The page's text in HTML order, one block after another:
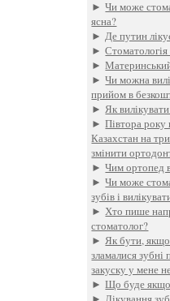
►Чи може
ясна?
►Де путин
►
►Материнський
►Чи можна
прийом в
►Як
►Півтора року
Казахстан на
змінити
►Чим ортопед
►Чи може
зубів і
►Хто пише
стоматолог?
►Як бути,
зламалися
закуску у мене
►Що буде якщо